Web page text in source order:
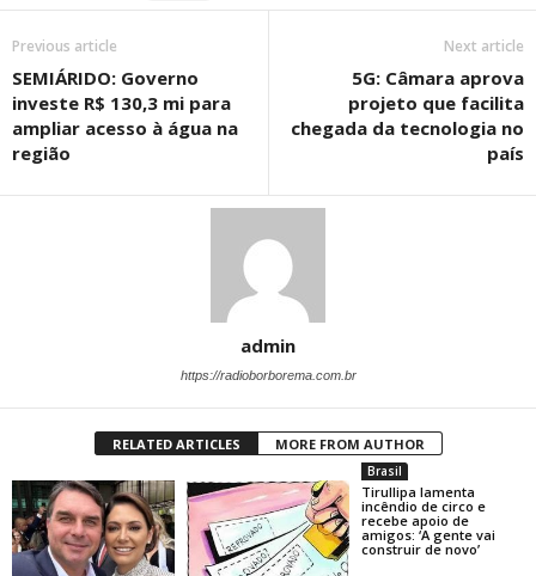
Previous article
SEMIÁRIDO: Governo
investe R$ 130,3 mi para
ampliar acesso à água na
região
Next article
5G: Câmara aprova
projeto que facilita
chegada da tecnologia no
país
admin
https://radioborborema.com.br
RELATED ARTICLES MORE FROM AUTHOR
Brasil
Tirullipa lamenta
incêndio de circo e
recebe apoio de
amigos: ‘A gente vai
construir de novo’